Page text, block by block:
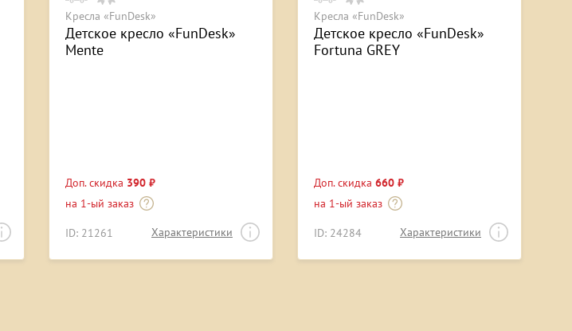
Кресла «FunDesk»
Детское кресло «FunDesk»
Mente
Доп. скидка 390 ₽
на 1-ый заказ
ID: 21261 Характеристики
Кресла «FunDesk»
Детское кресло «FunDesk»
Fortuna GREY
Доп. скидка 660 ₽
на 1-ый заказ
ID: 24284 Характеристики